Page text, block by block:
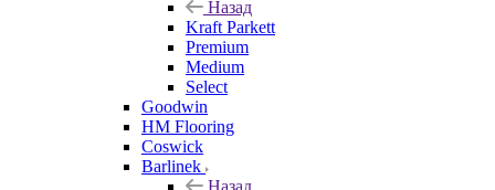
Назад
Kraft Parkett
Premium
Medium
Select
Goodwin
HM Flooring
Coswick
Barlinek
Назад